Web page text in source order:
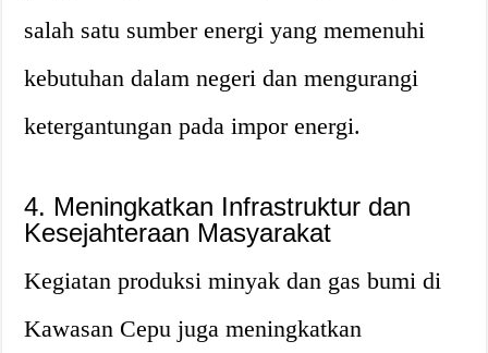
salah satu sumber energi yang memenuhi
kebutuhan dalam negeri dan mengurangi
ketergantungan pada impor energi.
4. Meningkatkan Infrastruktur dan
Kesejahteraan Masyarakat
Kegiatan produksi minyak dan gas bumi di
Kawasan Cepu juga meningkatkan